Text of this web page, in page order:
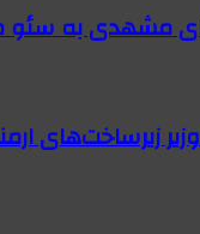
مشهدی به سئو
وزیر زیرساخت‌های